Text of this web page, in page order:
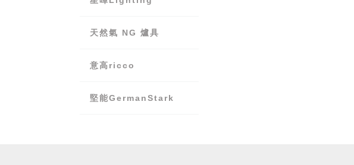
天然氣 NG 爐具
意高ricco
堅能GermanStark